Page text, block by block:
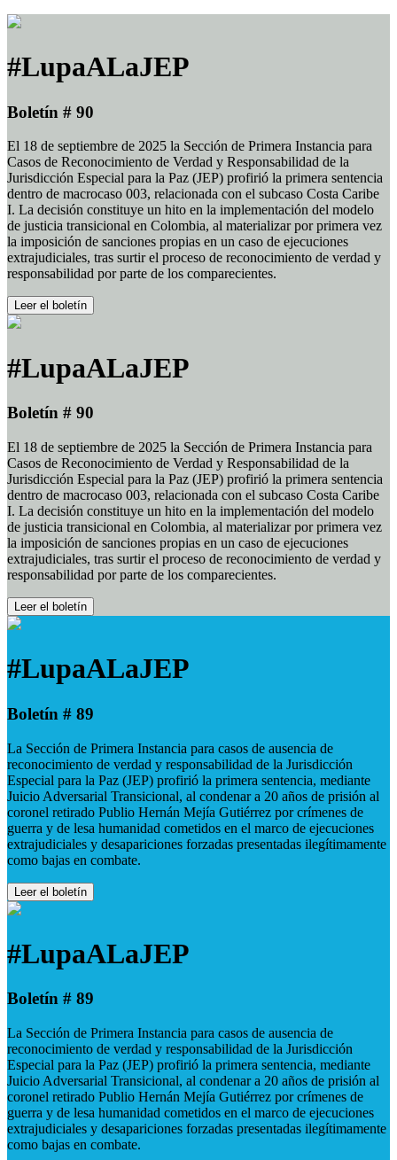
#LupaALaJEP
Boletín # 90
El 18 de septiembre de 2025 la Sección de Primera Instancia para
Casos de Reconocimiento de Verdad y Responsabilidad de la
Jurisdicción Especial para la Paz (JEP) profirió la primera sentencia
dentro de macrocaso 003, relacionada con el subcaso Costa Caribe
I. La decisión constituye un hito en la implementación del modelo
de justicia transicional en Colombia, al materializar por primera vez
la imposición de sanciones propias en un caso de ejecuciones
extrajudiciales, tras surtir el proceso de reconocimiento de verdad y
responsabilidad por parte de los comparecientes.
Leer el boletín
#LupaALaJEP
Boletín # 90
El 18 de septiembre de 2025 la Sección de Primera Instancia para
Casos de Reconocimiento de Verdad y Responsabilidad de la
Jurisdicción Especial para la Paz (JEP) profirió la primera sentencia
dentro de macrocaso 003, relacionada con el subcaso Costa Caribe
I. La decisión constituye un hito en la implementación del modelo
de justicia transicional en Colombia, al materializar por primera vez
la imposición de sanciones propias en un caso de ejecuciones
extrajudiciales, tras surtir el proceso de reconocimiento de verdad y
responsabilidad por parte de los comparecientes.
Leer el boletín
#LupaALaJEP
Boletín # 89
La Sección de Primera Instancia para casos de ausencia de
reconocimiento de verdad y responsabilidad de la Jurisdicción
Especial para la Paz (JEP) profirió la primera sentencia, mediante
Juicio Adversarial Transicional, al condenar a 20 años de prisión al
coronel retirado Publio Hernán Mejía Gutiérrez por crímenes de
guerra y de lesa humanidad cometidos en el marco de ejecuciones
extrajudiciales y desapariciones forzadas presentadas ilegítimamente
como bajas en combate.
Leer el boletín
#LupaALaJEP
Boletín # 89
La Sección de Primera Instancia para casos de ausencia de
reconocimiento de verdad y responsabilidad de la Jurisdicción
Especial para la Paz (JEP) profirió la primera sentencia, mediante
Juicio Adversarial Transicional, al condenar a 20 años de prisión al
coronel retirado Publio Hernán Mejía Gutiérrez por crímenes de
guerra y de lesa humanidad cometidos en el marco de ejecuciones
extrajudiciales y desapariciones forzadas presentadas ilegítimamente
como bajas en combate.